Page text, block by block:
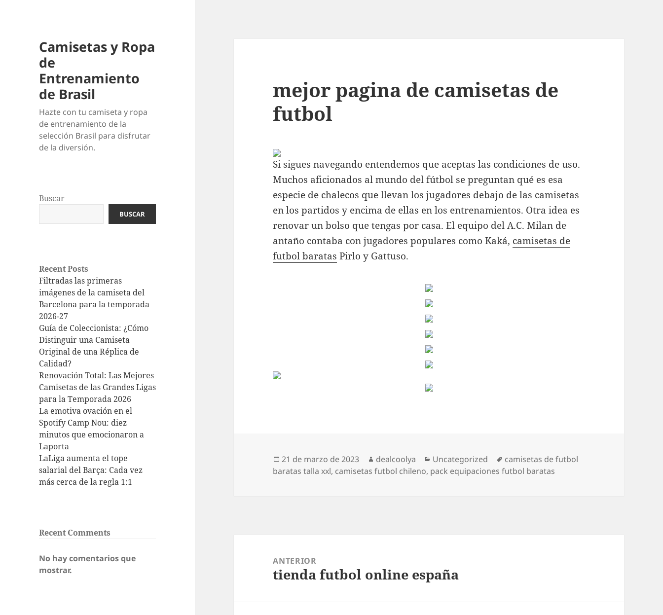
Camisetas y Ropa
de
Entrenamiento
de Brasil
Hazte con tu camiseta y ropa
de entrenamiento de la
selección Brasil para disfrutar
de la diversión.
Buscar
BUSCAR
Recent Posts
Filtradas las primeras
imágenes de la camiseta del
Barcelona para la temporada
2026-27
Guía de Coleccionista: ¿Cómo
Distinguir una Camiseta
Original de una Réplica de
Calidad?
Renovación Total: Las Mejores
Camisetas de las Grandes Ligas
para la Temporada 2026
La emotiva ovación en el
Spotify Camp Nou: diez
minutos que emocionaron a
Laporta
LaLiga aumenta el tope
salarial del Barça: Cada vez
más cerca de la regla 1:1
Recent Comments
No hay comentarios que
mostrar.
mejor pagina de camisetas de
futbol
Si sigues navegando entendemos que aceptas las condiciones de uso.
Muchos aficionados al mundo del fútbol se preguntan qué es esa
especie de chalecos que llevan los jugadores debajo de las camisetas
en los partidos y encima de ellas en los entrenamientos. Otra idea es
renovar un bolso que tengas por casa. El equipo del A.C. Milan de
antaño contaba con jugadores populares como Kaká, camisetas de
futbol baratas Pirlo y Gattuso.
Publicado
el
21 de marzo de 2023 Autor
dealcoolya Categorías
Uncategorized Etiquetas
camisetas de futbol
baratas talla xxl, camisetas futbol chileno, pack equipaciones futbol baratas
entradas
ANTERIOR
Entrada
tienda futbol online españa